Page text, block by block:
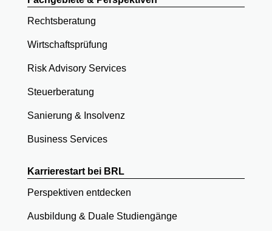
Rechtsberatung
Wirtschaftsprüfung
Risk Advisory Services
Steuerberatung
Sanierung & Insolvenz
Business Services
Karrierestart bei BRL
Perspektiven entdecken
Ausbildung & Duale Studiengänge